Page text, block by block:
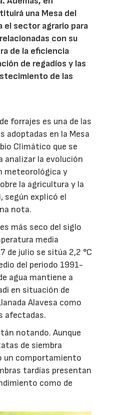
una Mesa del
el sector agrario para
con su
de la eficiencia
de regadíos y las
de las
forrajes es una de las
adoptadas en la Mesa
Climático que se
analizar la evolución
meteorológica y
la agricultura y la
según explicó el
nota.
más seco del siglo
media
de julio se sitúa 2,2 °C
del periodo 1991-
agua mantiene a
en situación de
Alavesa como
afectadas.
notando. Aunque
de siembra
un comportamiento
tardías presentan
como de